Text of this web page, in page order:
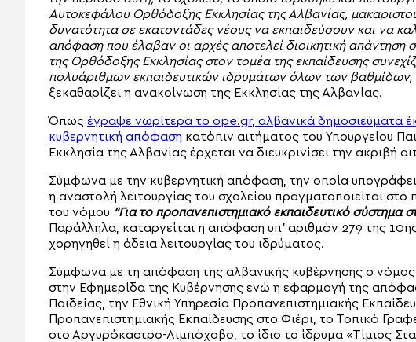
Αυτοκεφάλου Ορθόδοξης Εκκλησίας της Αλβανίας,
δυνατότητα σε εκατοντάδες νέους να εκπαιδεύσουν και να
απόφαση που έλαβαν οι αρχές αποτελεί διοικητική απάντηση
της Ορθόδοξης Εκκλησίας στον τομέα της εκπαίδευσης
πολυάριθμων εκπαιδευτικών ιδρυμάτων όλων των
ξεκαθαρίζει η ανακοίνωση της Εκκλησίας της Αλβανίας.
Όπως έγραψε νωρίτερα το ope.gr, αλβανικά δημοσιεύματα
κυβερνητική απόφαση κατόπιν αιτήματος του Υπουργείου
Εκκλησία της Αλβανίας έρχεται να διευκρινίσει την ακριβή
Σύμφωνα με την κυβερνητική απόφαση, την οποία
η αναστολή λειτουργίας του σχολείου πραγματοποιείται
του νόμου “Για το προπανεπιστημιακό εκπαιδευτικό σύστημα
Παράλληλα, καταργείται η απόφαση υπ’ αριθμόν 279 της 10ης
χορηγηθεί η άδεια λειτουργίας του ιδρύματος.
Σύμφωνα με τη απόφαση της αλβανικής κυβέρνησης ο νόμος
στην Εφημερίδα της Κυβέρνησης ενώ η εφαρμογή της
Παιδείας, την Εθνική Υπηρεσία Προπανεπιστημιακής
Προπανεπιστημιακής Εκπαίδευσης στο Φιέρι, το Τοπικό
στο Αργυρόκαστρο-Λιμπόχοβο, το ίδιο το ίδρυμα «Τίμιος